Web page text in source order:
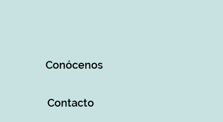
Conócenos
Contacto